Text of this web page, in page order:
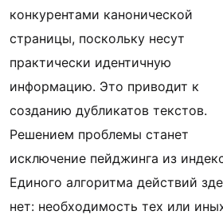
конкурентами канонической
страницы, поскольку несут
практически идентичную
информацию. Это приводит к
созданию дубликатов текстов.
Решением проблемы станет
исключение пейджинга из
Единого алгоритма действий
нет: необходимость тех или